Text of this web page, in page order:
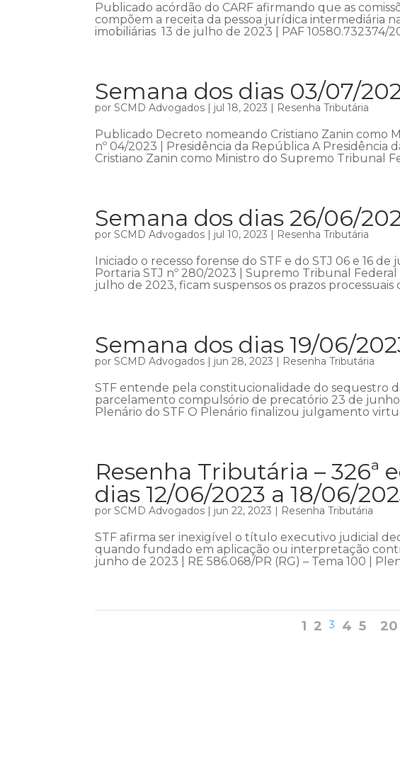
Publicado acórdão do CARF afirmando que as
compõem a receita da pessoa jurídica intermediária
imobiliárias 13 de julho de 2023 | PAF 10580.732374/
Semana dos dias 03/07/
porSCMD Advogados | jul 18, 2023 | Resenha Tributária
Publicado Decreto nomeando Cristiano Zanin como
nº 04/2023 | Presidência da República A
Cristiano Zanin como Ministro do Supremo Tribunal
Semana dos dias 26/06/
porSCMD Advogados | jul 10, 2023 | Resenha Tributária
Iniciado o recesso forense do STF e do STJ 06 e 16
Portaria STJ nº 280/2023 | Supremo Tribunal
julho de 2023, ficam suspensos os prazos processuais
Semana dos dias 19/06/
porSCMD Advogados | jun 28, 2023 | Resenha Tributária
STF entende pela constitucionalidade do sequestro
parcelamento compulsório de precatório 23 de junho
Plenário do STF O Plenário finalizou julgamento
Resenha Tributária – 326ª
dias 12/06/2023 a 18/06/
porSCMD Advogados | jun 22, 2023 | Resenha Tributária
STF afirma ser inexigível o título executivo judicial
quando fundado em aplicação ou interpretação
junho de 2023 | RE 586.068/PR (RG) – Tema 100 |
1 2 3 4 5 20